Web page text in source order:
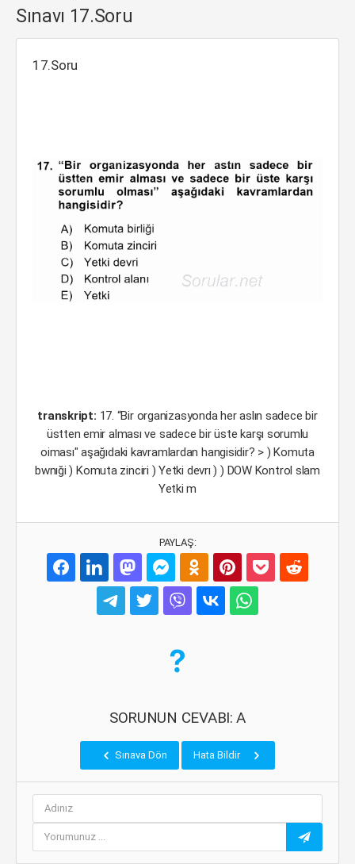
Sınavı 17.Soru
17.Soru
transkript: 17. “Bir organizasyonda her aslın sadece bir
üstten emir alması ve sadece bir üste karşı sorumlu
oiması" aşağıdaki kavramlardan hangisidir? > ) Komuta
bwnıği ) Komuta zinciri ) Yetki devrı ) ) DOW Kontrol slam
Yetki m
PAYLAŞ:
SORUNUN CEVABI: A
Sınava Dön Hata Bildir